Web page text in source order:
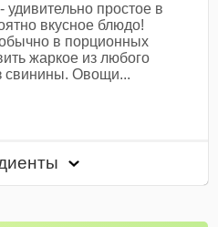
простое в
вкусное блюдо!
в порционных
жаркое из любого
свинины. Овощи...